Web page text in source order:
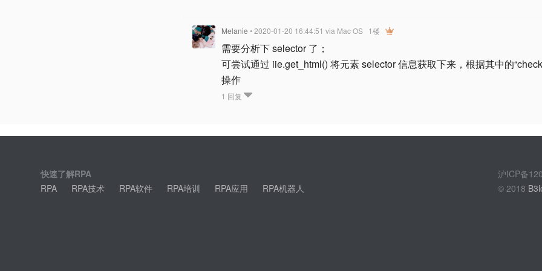
Melanie • 2020-01-20 16:44:51 via Mac OS 1楼
需要分析下 selector 了；
可尝试通过 iie.get_html() 将元素 selector 信息获取下来，根据其中的
操作
1 回复
快速了解RPA
RPA
RPA技术 RPA软件 RPA培训 RPA应用 RPA机器人
沪ICP备
© 2018